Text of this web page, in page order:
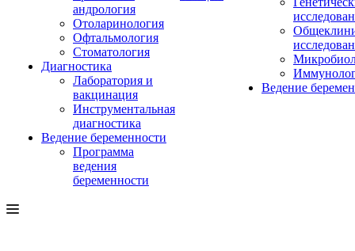
андрология
Отоларинология
Офтальмология
Стоматология
Диагностика
Лаборатория и
вакцинация
Инструментальная
диагностика
Ведение беременности
Программа
ведения
беременности
Ведение